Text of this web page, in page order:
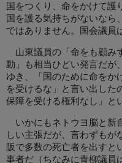
国をつくり、命をかけて護
国を護る気持ちがないなら
ではありません。国会議員
山東議員の「命をも顧み
動」も相当ひどい発言だが
ゆき、「国のために命をか
を受けるな」と言い出した
保障を受ける権利なし」と
いかにもネトウヨ脳と新
しい主張だが、言わずもが
阪で多数の死亡者を出すと
事者だ（ちなみに青柳議員